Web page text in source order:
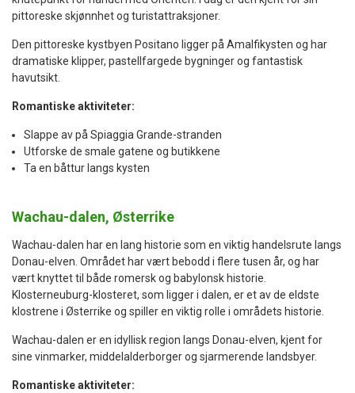
pittoreske skjønnhet og turistattraksjoner.
Den pittoreske kystbyen Positano ligger på Amalfikysten og har
dramatiske klipper, pastellfargede bygninger og fantastisk
havutsikt.
Romantiske aktiviteter:
Slappe av på Spiaggia Grande-stranden
Utforske de smale gatene og butikkene
Ta en båttur langs kysten
Wachau-dalen, Østerrike
Wachau-dalen har en lang historie som en viktig handelsrute langs
Donau-elven. Området har vært bebodd i flere tusen år, og har
vært knyttet til både romersk og babylonsk historie.
Klosterneuburg-klosteret, som ligger i dalen, er et av de eldste
klostrene i Østerrike og spiller en viktig rolle i områdets historie.
Wachau-dalen er en idyllisk region langs Donau-elven, kjent for
sine vinmarker, middelalderborger og sjarmerende landsbyer.
Romantiske aktiviteter: